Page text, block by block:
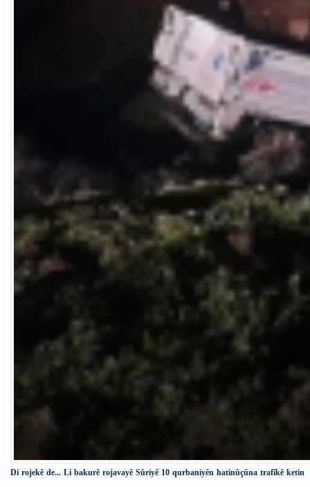
Di rojekê de... Li bakurê rojavayê Sûriyê 10 qurbaniyên hatinûçûna trafîkê ketin